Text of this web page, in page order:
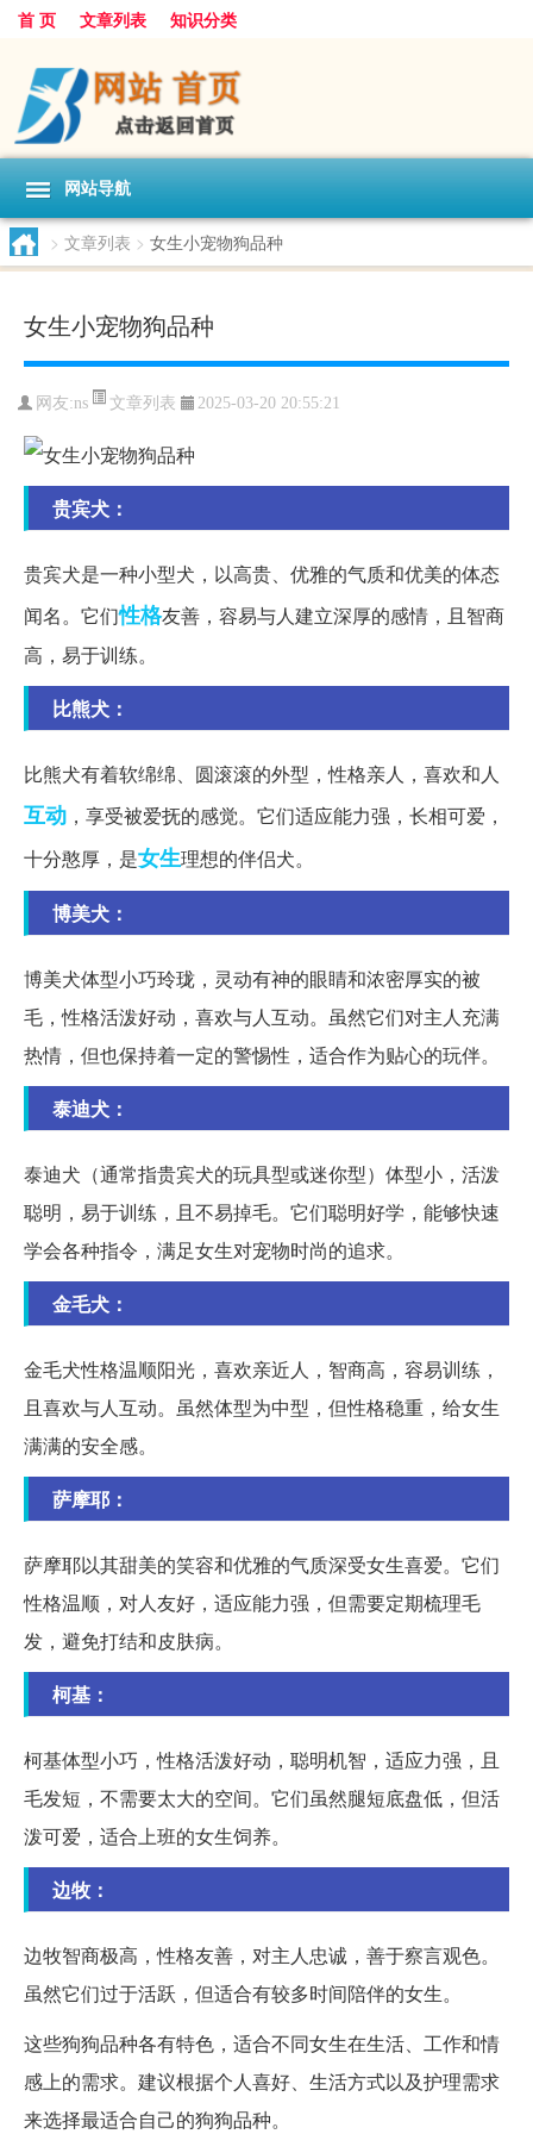
首 页 文章列表 知识分类
网站导航
> 文章列表 > 女生小宠物狗品种
女生小宠物狗品种
网友:ns 文章列表 2025-03-20 20:55:21
贵宾犬：
贵宾犬是一种小型犬，以高贵、优雅的气质和优美的体态
闻名。它们性格友善，容易与人建立深厚的感情，且智商
高，易于训练。
比熊犬：
比熊犬有着软绵绵、圆滚滚的外型，性格亲人，喜欢和人
互动 ，享受被爱抚的感觉。它们适应能力强，长相可爱，
十分憨厚，是女生理想的伴侣犬。
博美犬：
博美犬体型小巧玲珑，灵动有神的眼睛和浓密厚实的被
毛，性格活泼好动，喜欢与人互动。虽然它们对主人充满
热情，但也保持着一定的警惕性，适合作为贴心的玩伴。
泰迪犬：
泰迪犬（通常指贵宾犬的玩具型或迷你型）体型小，活泼
聪明，易于训练，且不易掉毛。它们聪明好学，能够快速
学会各种指令，满足女生对宠物时尚的追求。
金毛犬：
金毛犬性格温顺阳光，喜欢亲近人，智商高，容易训练，
且喜欢与人互动。虽然体型为中型，但性格稳重，给女生
满满的安全感。
萨摩耶：
萨摩耶以其甜美的笑容和优雅的气质深受女生喜爱。它们
性格温顺，对人友好，适应能力强，但需要定期梳理毛
发，避免打结和皮肤病。
柯基：
柯基体型小巧，性格活泼好动，聪明机智，适应力强，且
毛发短，不需要太大的空间。它们虽然腿短底盘低，但活
泼可爱，适合上班的女生饲养。
边牧：
边牧智商极高，性格友善，对主人忠诚，善于察言观色。
虽然它们过于活跃，但适合有较多时间陪伴的女生。
这些狗狗品种各有特色，适合不同女生在生活、工作和情
感上的需求。建议根据个人喜好、生活方式以及护理需求
来选择最适合自己的狗狗品种。